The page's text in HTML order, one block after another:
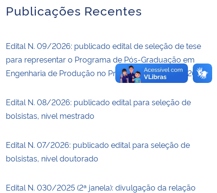
Publicações Recentes
Edital N. 09/2026: publicado edital de seleção de tese
para representar o Programa de Pós-Graduação em
Engenharia de Produção no Prêmio Tese UFSM 2026
Edital N. 08/2026: publicado edital para seleção de
bolsistas, nível mestrado
Edital N. 07/2026: publicado edital para seleção de
bolsistas, nível doutorado
Edital N. 030/2025 (2ª janela): divulgação da relação